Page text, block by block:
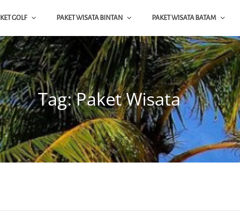
GOLF PAKET WISATA BINTAN PAKET WISATA BATAM
Tag:Paket Wisata